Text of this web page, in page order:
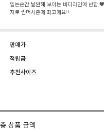
입는순간 날씬해 보이는 바디라인에 반함
재로 썸머시즌에 최고에요!!
판매가
적립금
추천사이즈
총 상품 금액